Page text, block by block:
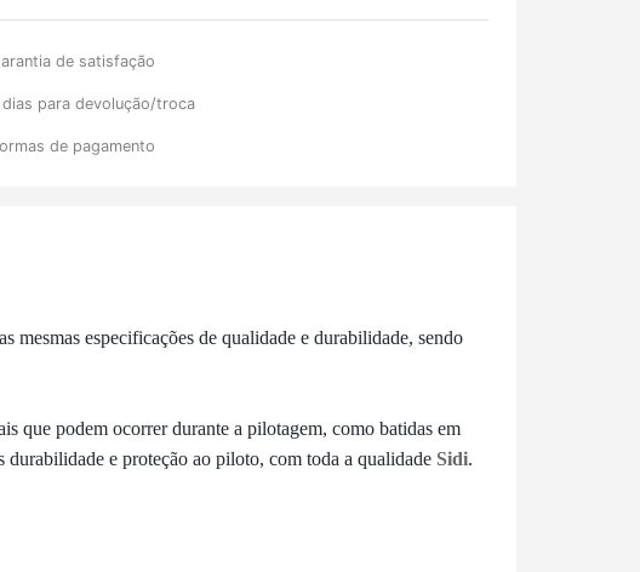
de satisfação
para devolução/troca
de pagamento
mesmas especificações de qualidade e durabilidade, sendo
que podem ocorrer durante a pilotagem, como batidas em
e proteção ao piloto, com toda a qualidade Sidi.